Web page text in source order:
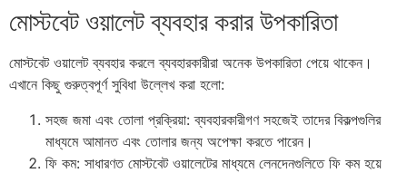
মোস্টবেট ওয়ালেট ব্যবহার করার উপকারিতা
মোস্টবেট ওয়ালেট ব্যবহার করলে ব্যবহারকারীরা অনেক উপকারিতা পেয়ে থাকেন।
এখানে কিছু গুরুত্বপূর্ণ সুবিধা উল্লেখ করা হলো:
সহজ জমা এবং তোলা প্রক্রিয়া: ব্যবহারকারীগণ সহজেই তাদের বিকল্পগুলির
মাধ্যমে আমানত এবং তোলার জন্য অপেক্ষা করতে পারেন।
ফি কম: সাধারণত মোস্টবেট ওয়ালেটের মাধ্যমে লেনদেনগুলিতে ফি কম হয়ে